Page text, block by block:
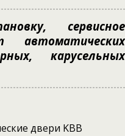
сервисное
автоматических
карусельных
двери KBB